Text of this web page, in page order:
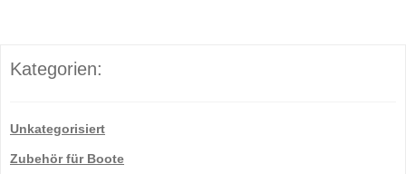
Kategorien:
Unkategorisiert
Zubehör für Boote